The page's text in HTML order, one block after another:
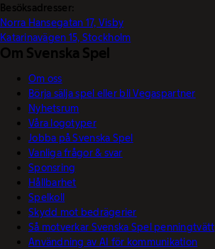
Besöksadresser:
Norra Hansegatan 17, Visby
Katarinavägen 15, Stockholm
Om Svenska Spel
Om oss
Börja sälja spel eller bli Vegaspartner
Nyhetsrum
Våra logotyper
Jobba på Svenska Spel
Vanliga frågor & svar
Sponsring
Hållbarhet
Spelkoll
Skydd mot bedrägerier
Så motverkar Svenska Spel penningtvätt
Användning av AI för kommunikation